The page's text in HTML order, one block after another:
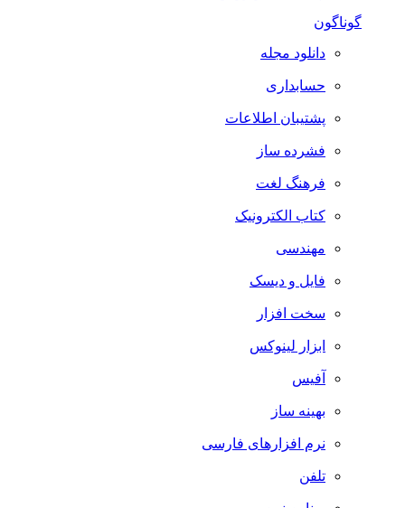
گوناگون
دانلود مجله
حسابداری
پشتیبان اطلاعات
فشرده ساز
فرهنگ لغت
کتاب الکترونیک
مهندسی
فایل و دیسک
سخت افزار
ابزار لینوکس
آفیس
بهینه ساز
نرم افزارهای فارسی
تلفن